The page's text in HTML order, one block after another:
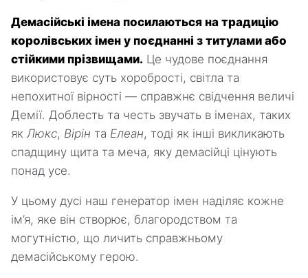
Демасійські імена посилаються на традицію
королівських імен у поєднанні з титулами або
стійкими прізвищами. Це чудове поєднання
використовує суть хоробрості, світла та
непохитної вірності — справжнє свідчення величі
Демії. Доблесть та честь звучать в іменах, таких
як Люкс, Вірін та Елеан, тоді як інші викликають
спадщину щита та меча, яку демасійці цінують
понад усе.
У цьому дусі наш генератор імен наділяє кожне
ім’я, яке він створює, благородством та
могутністю, що личить справжньому
демасійському герою.